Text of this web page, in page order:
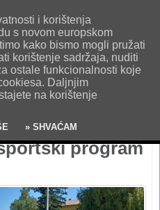
Impresum
Uvjeti korištenja
program
i korištenja
s novom europskom
kako bismo mogli pružati
korištenje sadržaja, nuditi
ostale funkcionalnosti koje
Daljnjim
na korištenje
» SHVAĆAM